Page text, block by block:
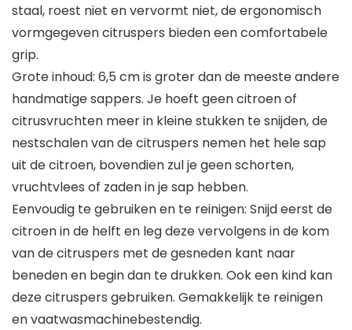
staal, roest niet en vervormt niet, de ergonomisch
vormgegeven citruspers bieden een comfortabele
grip.
Grote inhoud: 6,5 cm is groter dan de meeste andere
handmatige sappers. Je hoeft geen citroen of
citrusvruchten meer in kleine stukken te snijden, de
nestschalen van de citruspers nemen het hele sap
uit de citroen, bovendien zul je geen schorten,
vruchtvlees of zaden in je sap hebben.
Eenvoudig te gebruiken en te reinigen: Snijd eerst de
citroen in de helft en leg deze vervolgens in de kom
van de citruspers met de gesneden kant naar
beneden en begin dan te drukken. Ook een kind kan
deze citruspers gebruiken. Gemakkelijk te reinigen
en vaatwasmachinebestendig.